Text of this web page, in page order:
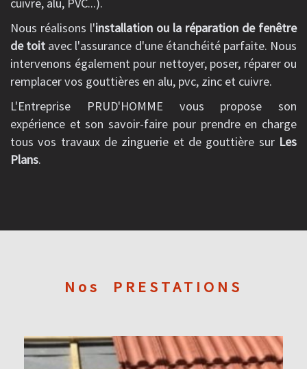
cuivre, alu, PVC...).
Nous réalisons l'installation ou la réparation de fenêtre
de toit avec l'assurance d'une étanchéité parfaite. Nous
intervenons également pour nettoyer, poser, réparer ou
remplacer vos gouttières en alu, pvc, zinc et cuivre.
L'Entreprise PRUD'HOMME vous propose son
expérience et son savoir-faire pour prendre en charge
tous vos travaux de zinguerie et de gouttière sur Les
Plans.
Nos PRESTATIONS